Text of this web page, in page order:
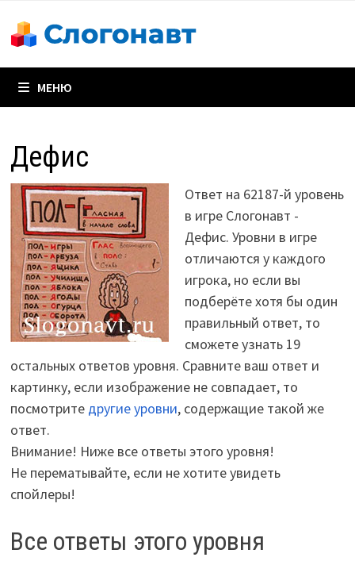
содержимому
МЕНЮ
Дефис
Ответ на 62187-й уровень
в игре Слогонавт -
Дефис. Уровни в игре
отличаются у каждого
игрока, но если вы
подберёте хотя бы один
правильный ответ, то
сможете узнать 19
остальных ответов уровня. Сравните ваш ответ и
картинку, если изображение не совпадает, то
посмотрите другие уровни, содержащие такой же
ответ.
Внимание! Ниже все ответы этого уровня!
Не перематывайте, если не хотите увидеть
спойлеры!
Все ответы этого уровня